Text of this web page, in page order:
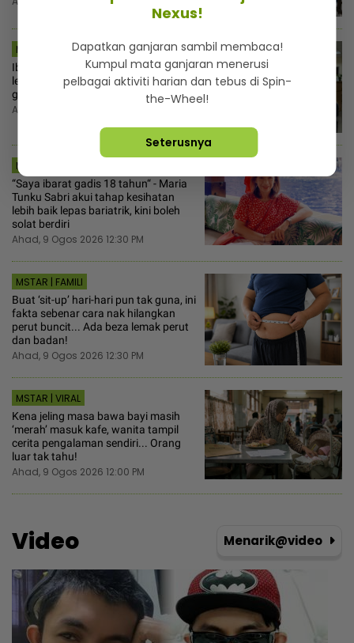
MSTAR | VIRAL
Ibu hamil titip doa kepada doktor
lelaki, sedih sangat dituduh sengaja
guna alasan ‘cramp’ untuk dapat MC!
Ahad, 9 Ogos 2026 1:00 PM
MSTAR | HIBURAN
“Saya ibarat gadis 18 tahun“ - Maria
Tunku Sabri akui tahap kesihatan
lebih baik lepas bariatrik, kini boleh
solat berdiri
Ahad, 9 Ogos 2026 12:30 PM
MSTAR | FAMILI
Buat ‘sit-up’ hari-hari pun tak guna, ini
fakta sebenar cara nak hilangkan
perut buncit... Ada beza lemak perut
dan badan!
Ahad, 9 Ogos 2026 12:30 PM
MSTAR | VIRAL
Kena jeling masa bawa bayi masih
‘merah’ masuk kafe, wanita tampil
cerita pengalaman sendiri... Orang
luar tak tahu!
Ahad, 9 Ogos 2026 12:00 PM
Video Menarik@video
Nexus!
Dapatkan ganjaran sambil membaca!
Kumpul mata ganjaran menerusi
pelbagai aktiviti harian dan tebus di Spin-
the-Wheel!
Seterusnya